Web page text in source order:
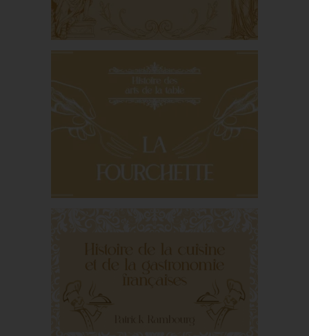
Quand les dieux grecs
s’invitent à table
La fourchette : De
Byzance à Versailles,
l’itinéraire tumultueux